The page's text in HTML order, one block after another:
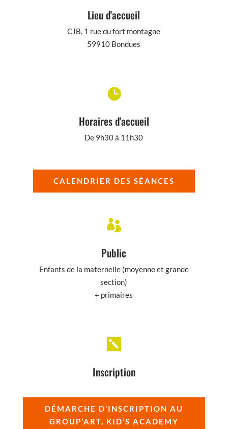
Lieu d'accueil
CJB, 1 rue du fort montagne
59910 Bondues

Horaires d'accueil
De 9h30 à 11h30
CALENDRIER DES SÉANCES

Public
Enfants de la maternelle (moyenne et grande
section)
+ primaires

Inscription
DÉMARCHE D’INSCRIPTION AU
GROUP’ART, KID’S ACADEMY